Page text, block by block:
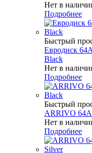
Нет в
Подробнее
Быстрый
Евродиск
Black
Нет в
Подробнее
Быстрый
ARRIVO
Нет в
Подробнее